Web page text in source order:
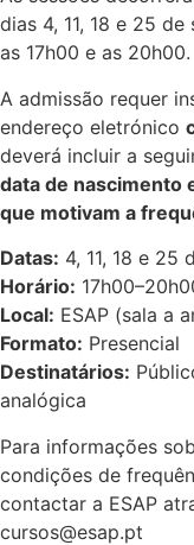
dias 4, 11, 18 e 25
as 17h00 e as 20h00.
A admissão requer
endereço eletrónico
deverá incluir a
data de nascimento
que motivam a
Datas: 4, 11, 18 e
Horário:
Local: ESAP (sala a
Formato: Presencial
Destinatários:
analógica
Para informações
condições de
contactar a ESAP
cursos@esap.pt